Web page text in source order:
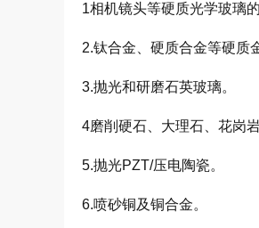
1相机镜头等硬质光学玻璃
2.钛合金、硬质合金等硬质
3.抛光和研磨石英玻璃。
4磨削硬石、大理石、花岗岩
5.抛光PZT/压电陶瓷。
6.喷砂铜及铜合金。